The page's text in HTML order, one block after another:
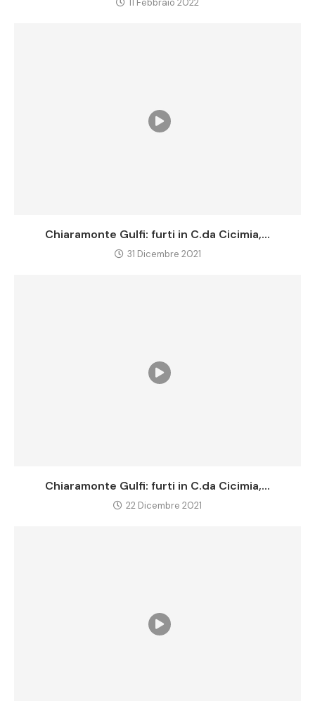
11 Febbraio 2022
Chiaramonte Gulfi: furti in C.da Cicimia,...
31 Dicembre 2021
Chiaramonte Gulfi: furti in C.da Cicimia,...
22 Dicembre 2021